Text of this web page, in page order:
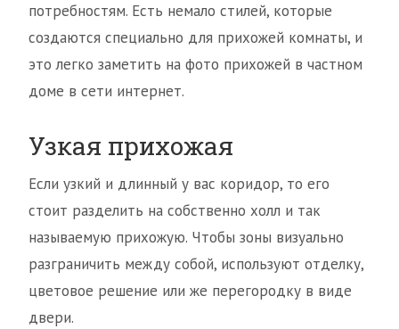
потребностям. Есть немало стилей, которые
создаются специально для прихожей комнаты, и
это легко заметить на фото прихожей в частном
доме в сети интернет.
Узкая прихожая
Если узкий и длинный у вас коридор, то его
стоит разделить на собственно холл и так
называемую прихожую. Чтобы зоны визуально
разграничить между собой, используют отделку,
цветовое решение или же перегородку в виде
двери.